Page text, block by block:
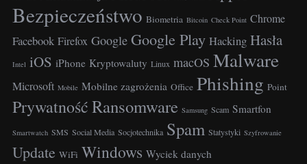
Bezpieczeństwo Biometria Bitcoin Check Point Chrome
Facebook Firefox Google Google Play Hacking Hasła
Intel iOS iPhone Kryptowaluty Linux macOS Malware
Microsoft Mobile Mobilne zagrożenia Office Phishing Point
PrywatnośćRansomware Samsung Scam Smartfon
Smartwatch SMS Social Media Socjotechnika Spam Statystyki Szyfrowanie
Update WiFi Windows Wyciek danych